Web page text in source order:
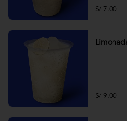
S/ 7.00
S/ 9.00